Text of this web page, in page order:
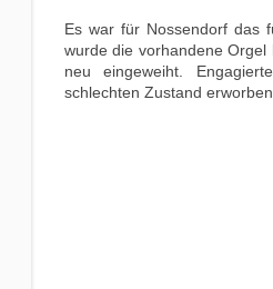
Es war für Nossendorf das
wurde die vorhandene
neu eingeweiht.
schlechten Zustand